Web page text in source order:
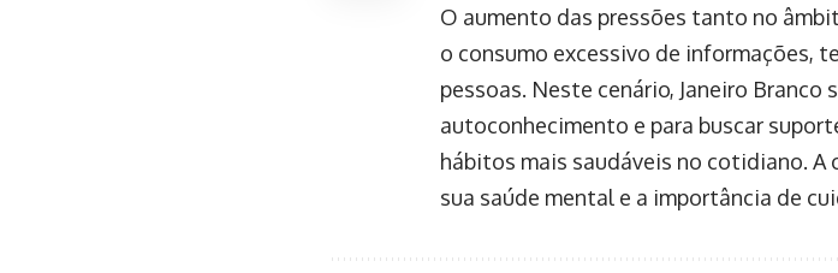
O aumento das pressões tanto no
o consumo excessivo de informações,
pessoas. Neste cenário, Janeiro
autoconhecimento e para buscar
hábitos mais saudáveis no cotidiano.
sua saúde mental e a importância de